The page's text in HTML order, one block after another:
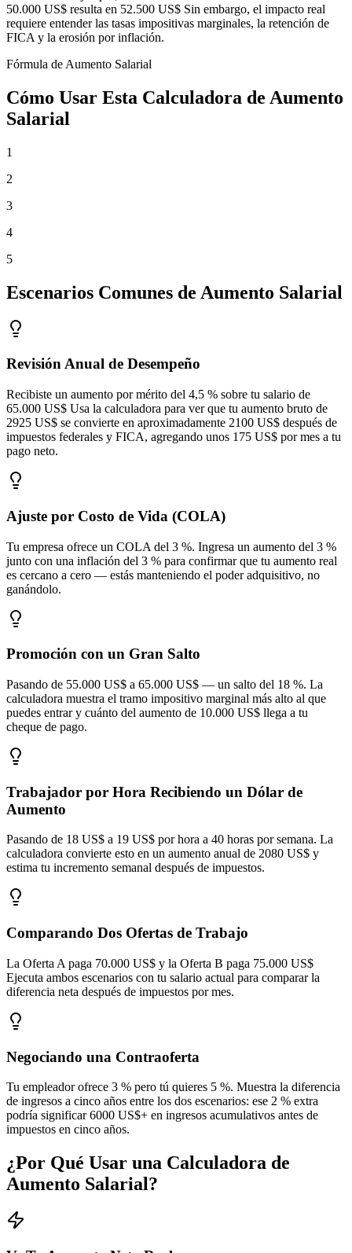
50.000 US$ resulta en 52.500 US$ Sin embargo, el impacto real
requiere entender las tasas impositivas marginales, la retención de
FICA y la erosión por inflación.
Fórmula de Aumento Salarial
Cómo Usar Esta Calculadora de Aumento
Salarial
1
2
3
4
5
Escenarios Comunes de Aumento Salarial
Revisión Anual de Desempeño
Recibiste un aumento por mérito del 4,5 % sobre tu salario de
65.000 US$ Usa la calculadora para ver que tu aumento bruto de
2925 US$ se convierte en aproximadamente 2100 US$ después de
impuestos federales y FICA, agregando unos 175 US$ por mes a tu
pago neto.
Ajuste por Costo de Vida (COLA)
Tu empresa ofrece un COLA del 3 %. Ingresa un aumento del 3 %
junto con una inflación del 3 % para confirmar que tu aumento real
es cercano a cero — estás manteniendo el poder adquisitivo, no
ganándolo.
Promoción con un Gran Salto
Pasando de 55.000 US$ a 65.000 US$ — un salto del 18 %. La
calculadora muestra el tramo impositivo marginal más alto al que
puedes entrar y cuánto del aumento de 10.000 US$ llega a tu
cheque de pago.
Trabajador por Hora Recibiendo un Dólar de
Aumento
Pasando de 18 US$ a 19 US$ por hora a 40 horas por semana. La
calculadora convierte esto en un aumento anual de 2080 US$ y
estima tu incremento semanal después de impuestos.
Comparando Dos Ofertas de Trabajo
La Oferta A paga 70.000 US$ y la Oferta B paga 75.000 US$
Ejecuta ambos escenarios con tu salario actual para comparar la
diferencia neta después de impuestos por mes.
Negociando una Contraoferta
Tu empleador ofrece 3 % pero tú quieres 5 %. Muestra la diferencia
de ingresos a cinco años entre los dos escenarios: ese 2 % extra
podría significar 6000 US$+ en ingresos acumulativos antes de
impuestos en cinco años.
¿Por Qué Usar una Calculadora de
Aumento Salarial?